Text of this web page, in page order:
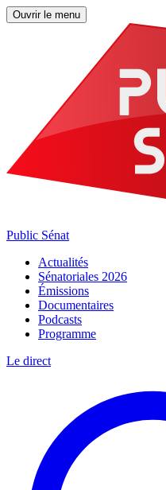
Ouvrir le menu
Public Sénat
Actualités
Sénatoriales 2026
Émissions
Documentaires
Podcasts
Programme
Le direct